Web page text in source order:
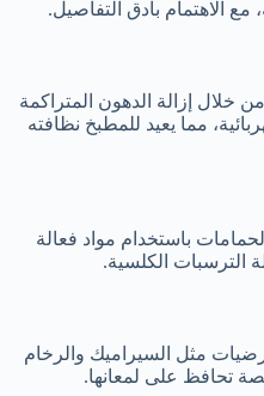
مع الاهتمام بأدق التفاصيل.
خلال إزالة الدهون المتراكمة
مما يعيد للمطبخ نظافته
باستخدام مواد فعالة
الترسبات الكلسية.
مثل السيراميك والرخام
تحافظ على لمعانها.